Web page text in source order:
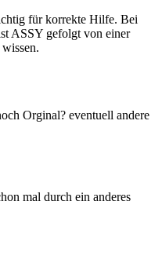
für korrekte Hilfe. Bei
ASSY gefolgt von einer
Orginal? eventuell andere
mal durch ein anderes